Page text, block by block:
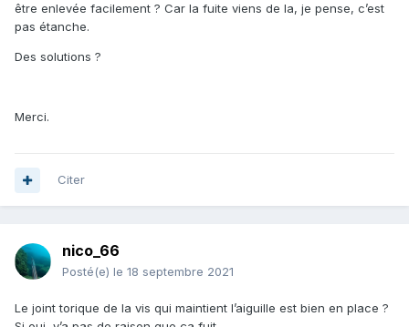
être enlevée facilement ? Car la fuite viens de la, je pense, c’est
pas étanche.
Des solutions ?
Merci.
Citer
nico_66
Posté(e) le 18 septembre 2021
Le joint torique de la vis qui maintient l’aiguille est bien en place ?